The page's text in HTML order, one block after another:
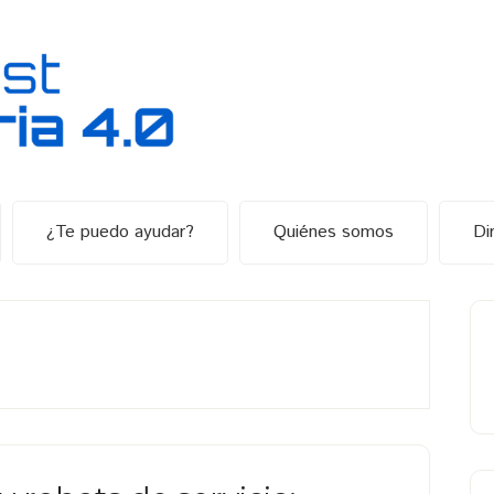
¿Te puedo ayudar? Quiénes somos